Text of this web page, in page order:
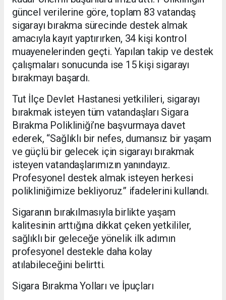
güncel verilerine göre, toplam 83 vatandaş
sigarayı bırakma sürecinde destek almak
amacıyla kayıt yaptırırken, 34 kişi kontrol
muayenelerinden geçti. Yapılan takip ve destek
çalışmaları sonucunda ise 15 kişi sigarayı
bırakmayı başardı.
Tut İlçe Devlet Hastanesi yetkilileri, sigarayı
bırakmak isteyen tüm vatandaşları Sigara
Bırakma Polikliniği’ne başvurmaya davet
ederek, “Sağlıklı bir nefes, dumansız bir yaşam
ve güçlü bir gelecek için sigarayı bırakmak
isteyen vatandaşlarımızın yanındayız.
Profesyonel destek almak isteyen herkesi
polikliniğimize bekliyoruz” ifadelerini kullandı.
Sigaranın bırakılmasıyla birlikte yaşam
kalitesinin arttığına dikkat çeken yetkililer,
sağlıklı bir geleceğe yönelik ilk adımın
profesyonel destekle daha kolay
atılabileceğini belirtti.
Sigara Bırakma Yolları ve İpuçları